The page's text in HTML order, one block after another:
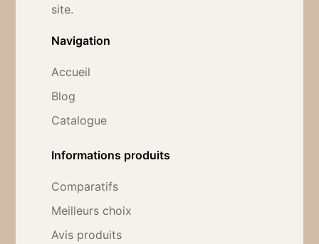
site.
Navigation
Accueil
Blog
Catalogue
Informations produits
Comparatifs
Meilleurs choix
Avis produits